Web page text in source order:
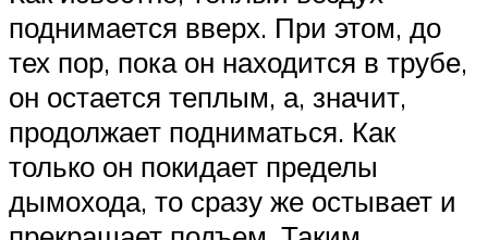
поднимается вверх. При этом, до
тех пор, пока он находится в трубе,
он остается теплым, а, значит,
продолжает подниматься. Как
только он покидает пределы
дымохода, то сразу же остывает и